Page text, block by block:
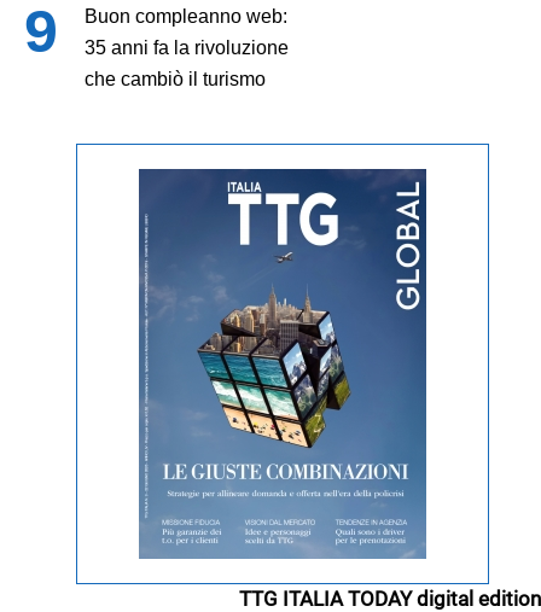
Buon compleanno web:
35 anni fa la rivoluzione
che cambiò il turismo
TTG ITALIA TODAY digital edition